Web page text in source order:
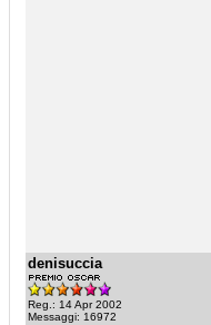
denisuccia
Reg.: 14 Apr 2002
Messaggi: 16972